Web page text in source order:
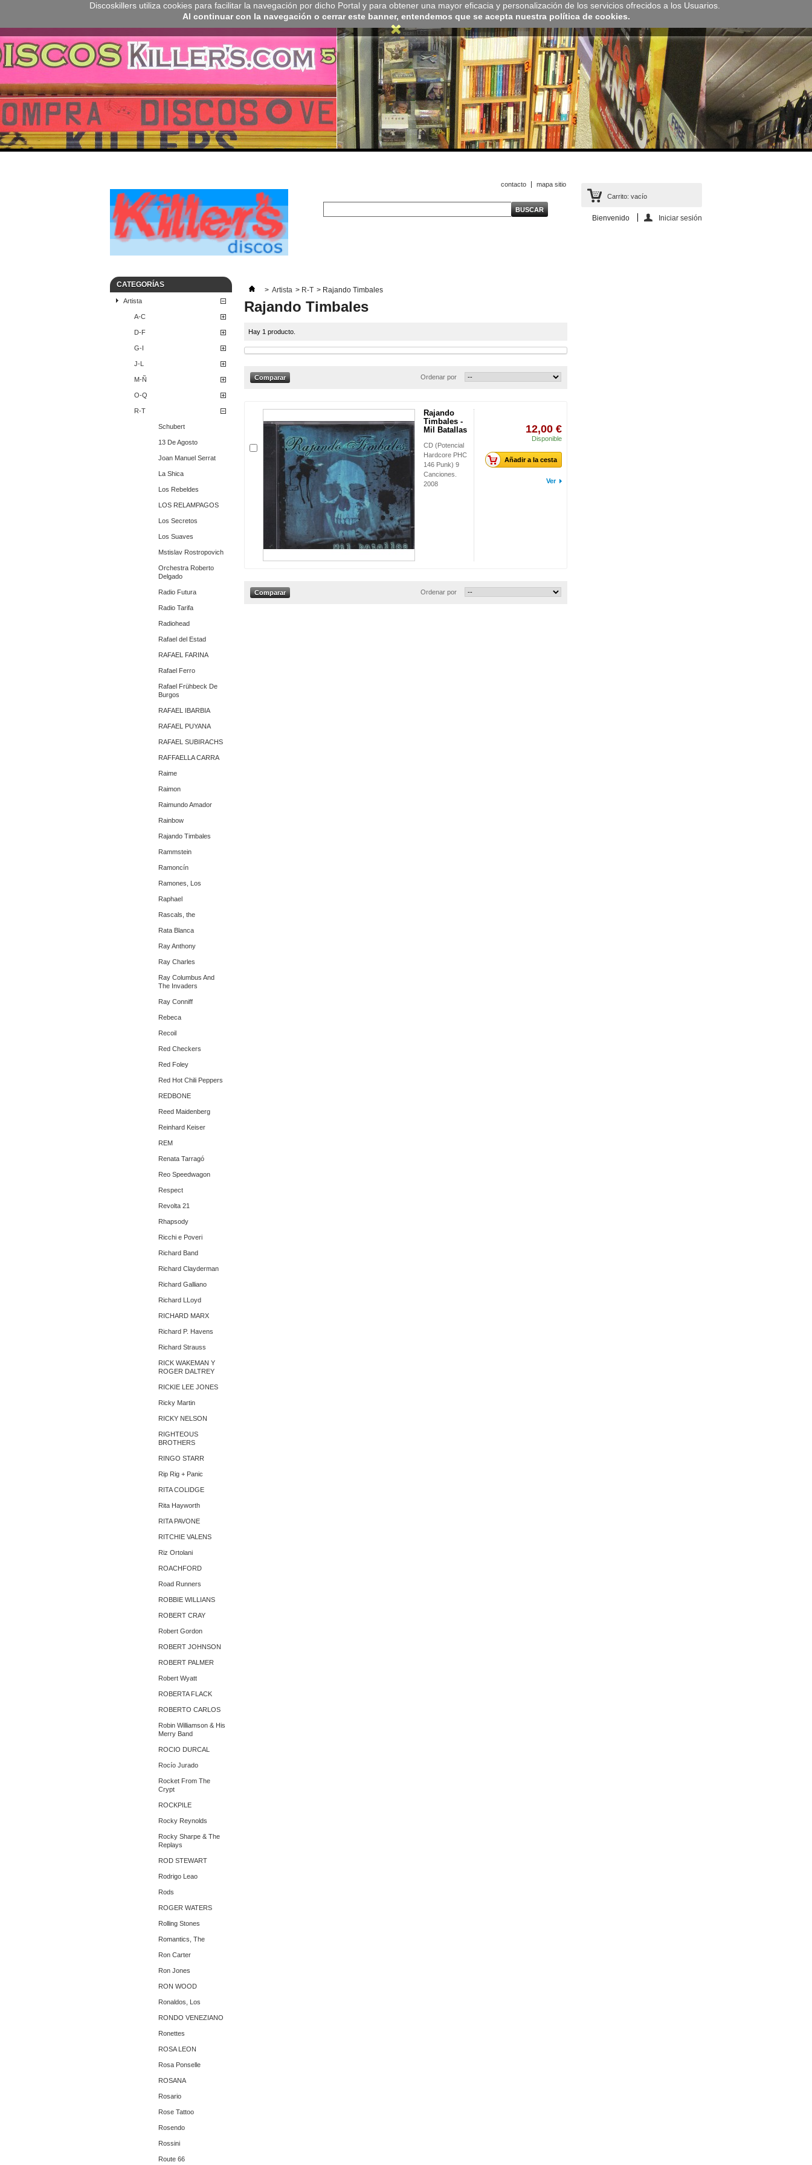
Discoskillers utiliza cookies para facilitar la navegación por dicho Portal y para obtener una mayor eficacia y personalización de los servicios ofrecidos a los Usuarios.
Al continuar con la navegación o cerrar este banner, entendemos que se acepta nuestra política de cookies.
Carrito: vacío
Bienvenido Iniciar sesión
contacto mapa sitio
CATEGORÍAS
Artista
A-C
D-F
G-I
J-L
M-Ñ
O-Q
R-T
Schubert
13 De Agosto
Joan Manuel Serrat
La Shica
Los Rebeldes
LOS RELAMPAGOS
Los Secretos
Los Suaves
Mstislav Rostropovich
Orchestra Roberto
Delgado
Radio Futura
Radio Tarifa
Radiohead
Rafael del Estad
RAFAEL FARINA
Rafael Ferro
Rafael Frühbeck De
Burgos
RAFAEL IBARBIA
RAFAEL PUYANA
RAFAEL SUBIRACHS
RAFFAELLA CARRA
Raime
Raimon
Raimundo Amador
Rainbow
Rajando Timbales
Rammstein
Ramoncín
Ramones, Los
Raphael
Rascals, the
Rata Blanca
Ray Anthony
Ray Charles
Ray Columbus And
The Invaders
Ray Conniff
Rebeca
Recoil
Red Checkers
Red Foley
Red Hot Chili Peppers
REDBONE
Reed Maidenberg
Reinhard Keiser
REM
Renata Tarragó
Reo Speedwagon
Respect
Revolta 21
Rhapsody
Ricchi e Poveri
Richard Band
Richard Clayderman
Richard Galliano
Richard LLoyd
RICHARD MARX
Richard P. Havens
Richard Strauss
RICK WAKEMAN Y
ROGER DALTREY
RICKIE LEE JONES
Ricky Martin
RICKY NELSON
RIGHTEOUS
BROTHERS
RINGO STARR
Rip Rig + Panic
RITA COLIDGE
Rita Hayworth
RITA PAVONE
RITCHIE VALENS
Riz Ortolani
ROACHFORD
Road Runners
ROBBIE WILLIANS
ROBERT CRAY
Robert Gordon
ROBERT JOHNSON
ROBERT PALMER
Robert Wyatt
ROBERTA FLACK
ROBERTO CARLOS
Robin Williamson & His
Merry Band
ROCIO DURCAL
Rocío Jurado
Rocket From The
Crypt
ROCKPILE
Rocky Reynolds
Rocky Sharpe & The
Replays
ROD STEWART
Rodrigo Leao
Rods
ROGER WATERS
Rolling Stones
Romantics, The ‎
Ron Carter
Ron Jones
RON WOOD
Ronaldos, Los
RONDO VENEZIANO
Ronettes
ROSA LEON
Rosa Ponselle
ROSANA
Rosario
Rose Tattoo
Rosendo
Rossini
Route 66
> Artista > R-T > Rajando Timbales
Rajando Timbales
Hay 1 producto.
Ordenar por
Rajando
Timbales -
Mil Batallas
CD (Potencial
Hardcore PHC
146 Punk) 9
Canciones.
2008
12,00 €
Disponible
Añadir a la cesta
Ver
Ordenar por